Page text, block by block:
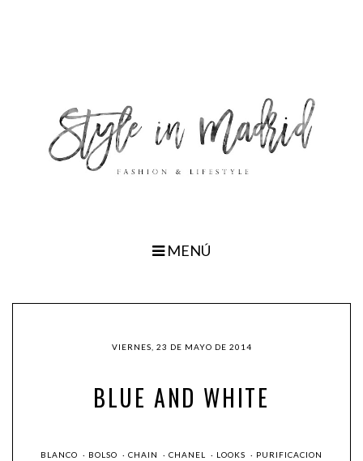
MENÚ
VIERNES, 23 DE MAYO DE 2014
BLUE AND WHITE
BLANCO · BOLSO · CHAIN · CHANEL · LOOKS · PURIFICACION